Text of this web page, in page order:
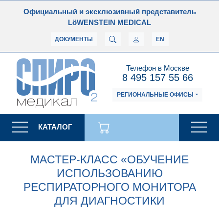
Официальный и эксклюзивный представитель
LöWENSTEIN MEDICAL
ДОКУМЕНТЫ EN
Телефон в Москве
8 495 157 55 66
РЕГИОНАЛЬНЫЕ ОФИСЫ
КАТАЛОГ
МАСТЕР-КЛАСС «ОБУЧЕНИЕ
ИСПОЛЬЗОВАНИЮ
РЕСПИРАТОРНОГО МОНИТОРА
ДЛЯ ДИАГНОСТИКИ